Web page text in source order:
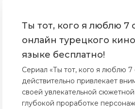
Ты тот, кого я люблю 7
онлайн турецкого
языке бесплатно!
Сериал «Ты тот, кого я люблю 7
действительно привлекает
своей увлекательной
глубокой проработке